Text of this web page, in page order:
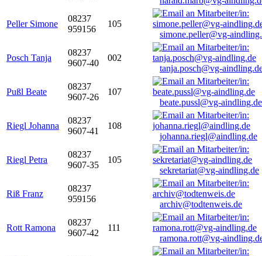
Peller Simone
08237
959156
105
simone.peller@vg-
Posch Tanja
08237
9607-40
002
tanja.posch@vg-
Pußl Beate
08237
9607-26
107
beate.pussl@vg-aindling.de
Riegl Johanna
08237
9607-41
108
johanna.riegl@aindling.de
Riegl Petra
08237
9607-35
105
sekretariat@vg-aindling.de
Riß Franz
08237
959156
archiv@todtenweis.de
Rott Ramona
08237
9607-42
111
ramona.rott@vg-